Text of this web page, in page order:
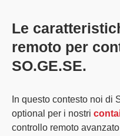
Le
remoto per
SO.GE.SE.
In questo contesto noi di
optional per i nostri
controllo remoto